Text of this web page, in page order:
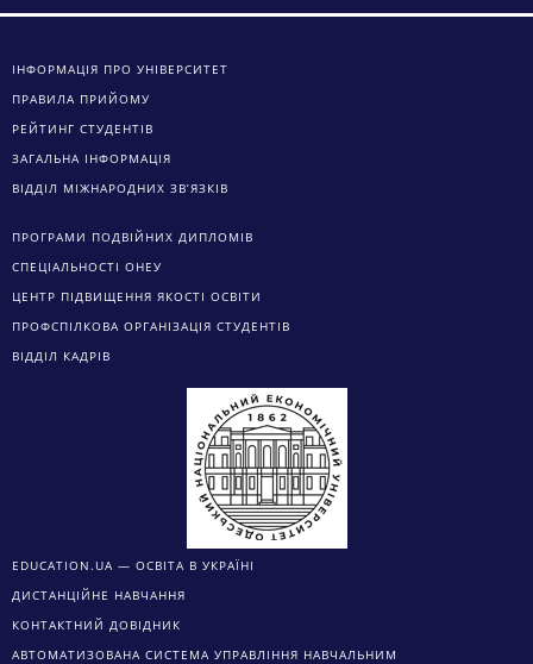
ІНФОРМАЦІЯ ПРО УНІВЕРСИТЕТ
ПРАВИЛА ПРИЙОМУ
РЕЙТИНГ СТУДЕНТІВ
ЗАГАЛЬНА ІНФОРМАЦІЯ
ВІДДІЛ МІЖНАРОДНИХ ЗВ’ЯЗКІВ
ПРОГРАМИ ПОДВІЙНИХ ДИПЛОМІВ
СПЕЦІАЛЬНОСТІ ОНЕУ
ЦЕНТР ПІДВИЩЕННЯ ЯКОСТІ ОСВІТИ
ПРОФСПІЛКОВА ОРГАНІЗАЦІЯ СТУДЕНТІВ
ВІДДІЛ КАДРІВ
EDUCATION.UA — ОСВІТА В УКРАЇНІ
ДИСТАНЦІЙНЕ НАВЧАННЯ
КОНТАКТНИЙ ДОВІДНИК
АВТОМАТИЗОВАНА СИСТЕМА УПРАВЛІННЯ НАВЧАЛЬНИМ